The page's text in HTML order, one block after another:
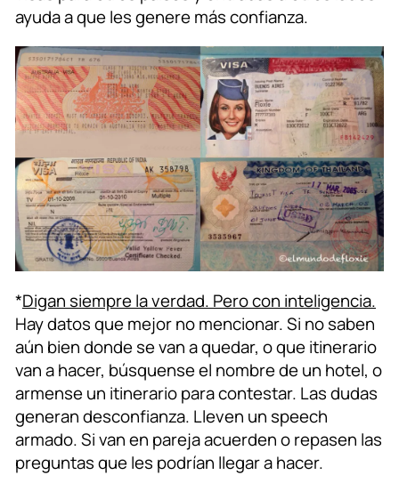
ayuda a que les genere más confianza.
*Digan siempre la verdad. Pero con inteligencia.
Hay datos que mejor no mencionar. Si no saben
aún bien donde se van a quedar, o que itinerario
van a hacer, búsquense el nombre de un hotel, o
armense un itinerario para contestar. Las dudas
generan desconfianza. Lleven un speech
armado. Si van en pareja acuerden o repasen las
preguntas que les podrían llegar a hacer.